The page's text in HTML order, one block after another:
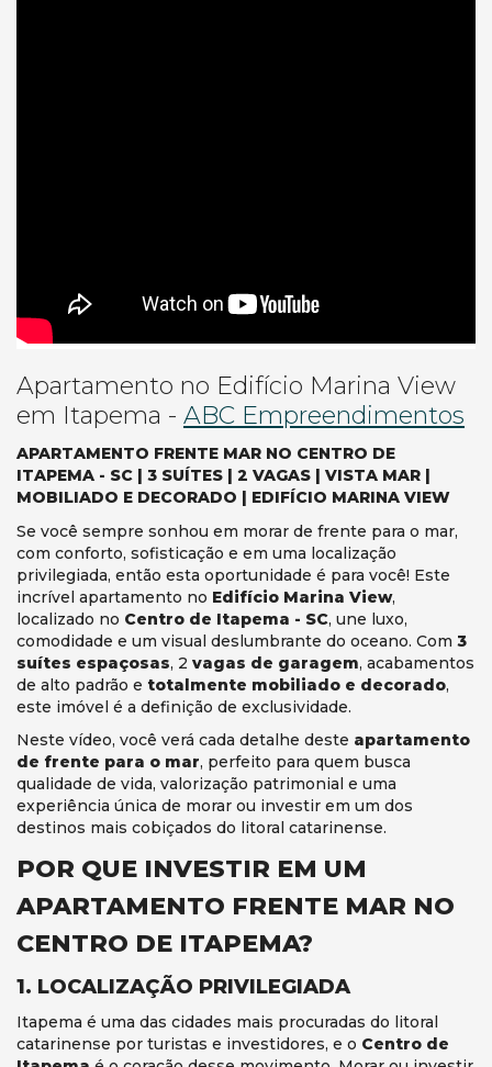
Apartamento no Edifício Marina View
em Itapema - ABC Empreendimentos
APARTAMENTO FRENTE MAR NO CENTRO DE
ITAPEMA - SC | 3 SUÍTES | 2 VAGAS | VISTA MAR |
MOBILIADO E DECORADO | EDIFÍCIO MARINA VIEW
Se você sempre sonhou em morar de frente para o mar,
com conforto, sofisticação e em uma localização
privilegiada, então esta oportunidade é para você! Este
incrível apartamento no Edifício Marina View,
localizado no Centro de Itapema - SC, une luxo,
comodidade e um visual deslumbrante do oceano. Com 3
suítes espaçosas, 2 vagas de garagem, acabamentos
de alto padrão e totalmente mobiliado e decorado,
este imóvel é a definição de exclusividade.
Neste vídeo, você verá cada detalhe deste apartamento
de frente para o mar, perfeito para quem busca
qualidade de vida, valorização patrimonial e uma
experiência única de morar ou investir em um dos
destinos mais cobiçados do litoral catarinense.
POR QUE INVESTIR EM UM
APARTAMENTO FRENTE MAR NO
CENTRO DE ITAPEMA?
1. LOCALIZAÇÃO PRIVILEGIADA
Itapema é uma das cidades mais procuradas do litoral
catarinense por turistas e investidores, e o Centro de